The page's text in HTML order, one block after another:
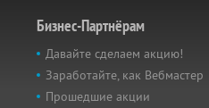
Бизнес-Партнёрам
Давайте сделаем акцию!
Заработайте, как Вебмастер
Прошедшие акции